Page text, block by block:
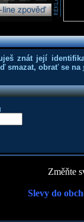
znát její
smazat, obrať se na
Změňte
Slevy do